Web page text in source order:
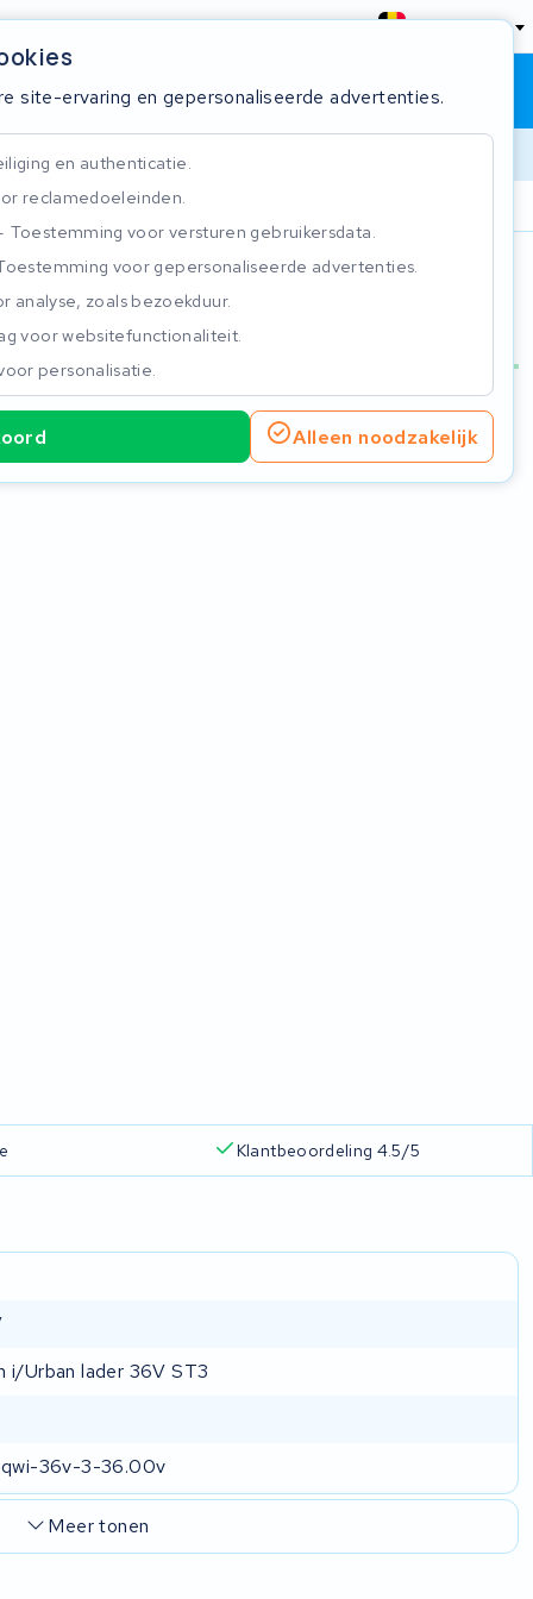
België
Winkelwagen Inloggen
site-ervaring en gepersonaliseerde advertenties.
en authenticatie.
reclamedoeleinden.
Toestemming voor versturen gebruikersdata.
voor gepersonaliseerde advertenties.
analyse, zoals bezoekduur.
voor websitefunctionaliteit.
personalisatie.
Alleen noodzakelijk
Klantbeoordeling 4.5/5
i/Urban lader 36V ST3
36v-3-36.00v
Meer tonen